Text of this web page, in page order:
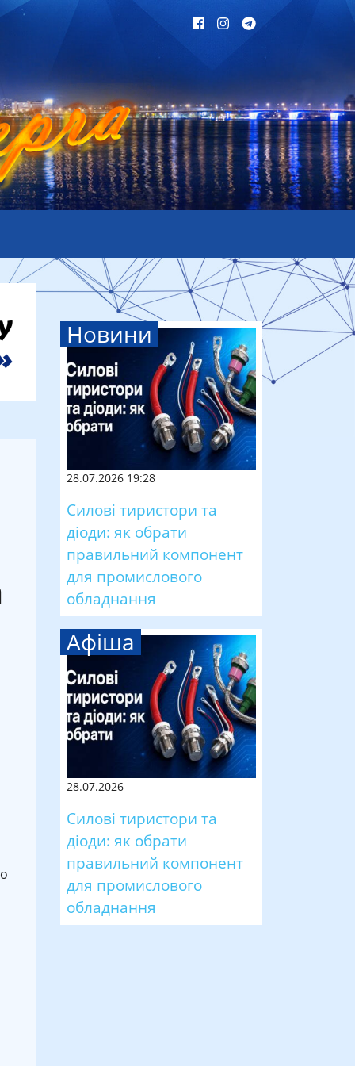
Новини
28.07.2026 19:28
Силові тиристори та
діоди: як обрати
правильний компонент
для промислового
обладнання
Афіша
28.07.2026
Силові тиристори та
діоди: як обрати
правильний компонент
для промислового
обладнання